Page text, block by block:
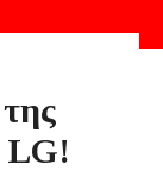
LG!